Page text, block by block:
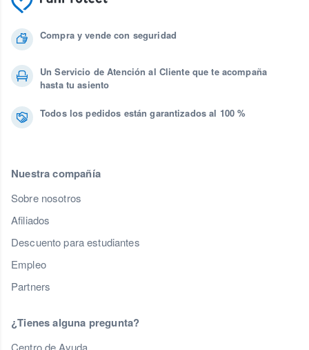
Compra y vende con seguridad
Un Servicio de Atención al Cliente que te acompaña
hasta tu asiento
Todos los pedidos están garantizados al 100 %
Nuestra compañía
Sobre nosotros
Afiliados
Descuento para estudiantes
Empleo
Partners
¿Tienes alguna pregunta?
Centro de Ayuda